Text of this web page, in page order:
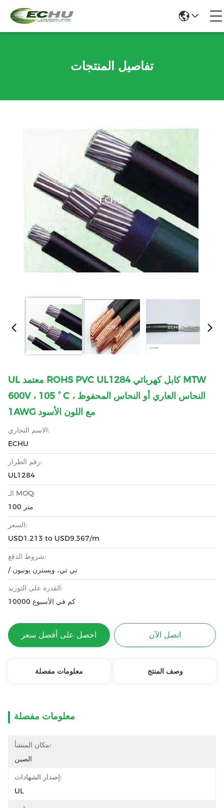
تفاصيل المنتجات
UL معتمد ROHS PVC UL1284 كابل كهربائي MTW
600V ، 105 ° C النحاس العاري أو النحاس المحفوظ ،
1AWG مع اللون الأسود
الاسم التجاري:
ECHU
رقم الطراز:
UL1284
الـ MOQ:
100 متر
السعر:
USD1.213 to USD9.367/m
شروط الدفع:
/ تي تي، ويسترن يونيون
القدرة على التوريد:
10000 كم في الأسبوع
احصل على أفضل سعر اتصل الآن
معلومات مفصلة وصف المنتج
معلومات مفصلة
مكان المنشأ:
الصين
إصدار الشهادات:
UL